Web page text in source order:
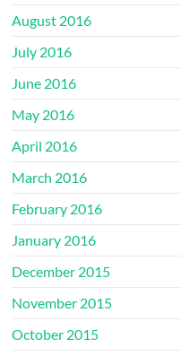
August 2016
July 2016
June 2016
May 2016
April 2016
March 2016
February 2016
January 2016
December 2015
November 2015
October 2015